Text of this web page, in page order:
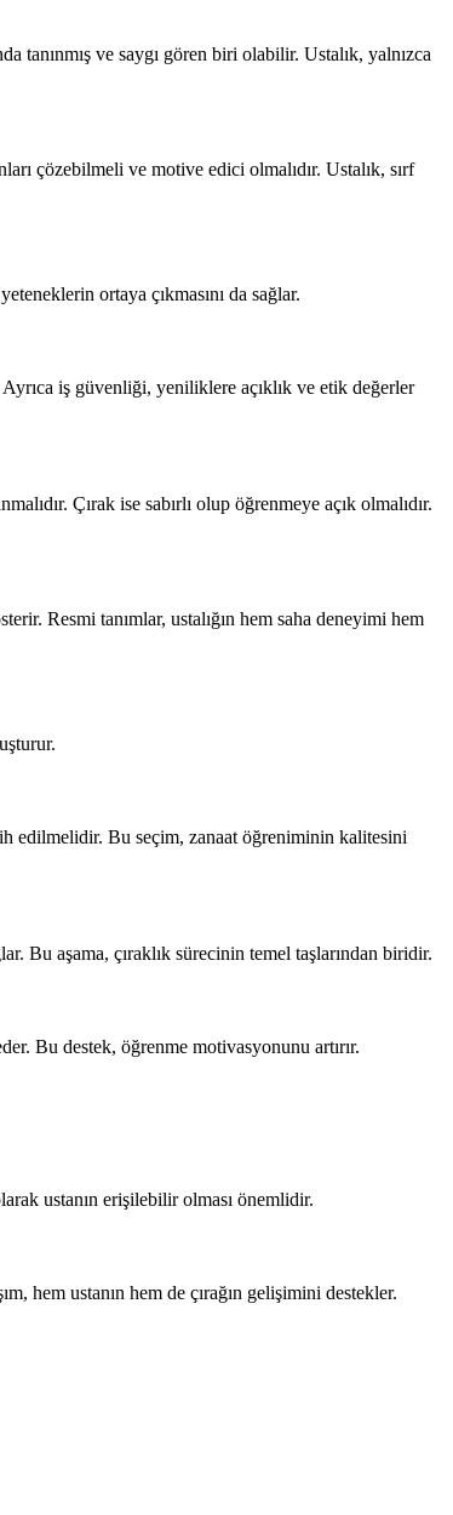
tanınmış ve saygı gören biri olabilir. Ustalık, yalnızca
çözebilmeli ve motive edici olmalıdır. Ustalık, sırf
ortaya çıkmasını da sağlar.
iş güvenliği, yeniliklere açıklık ve etik değerler
Çırak ise sabırlı olup öğrenmeye açık olmalıdır.
Resmi tanımlar, ustalığın hem saha deneyimi hem
edilmelidir. Bu seçim, zanaat öğreniminin kalitesini
Bu aşama, çıraklık sürecinin temel taşlarından biridir.
Bu destek, öğrenme motivasyonunu artırır.
ustanın erişilebilir olması önemlidir.
hem ustanın hem de çırağın gelişimini destekler.